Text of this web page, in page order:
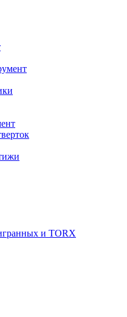
и TORX